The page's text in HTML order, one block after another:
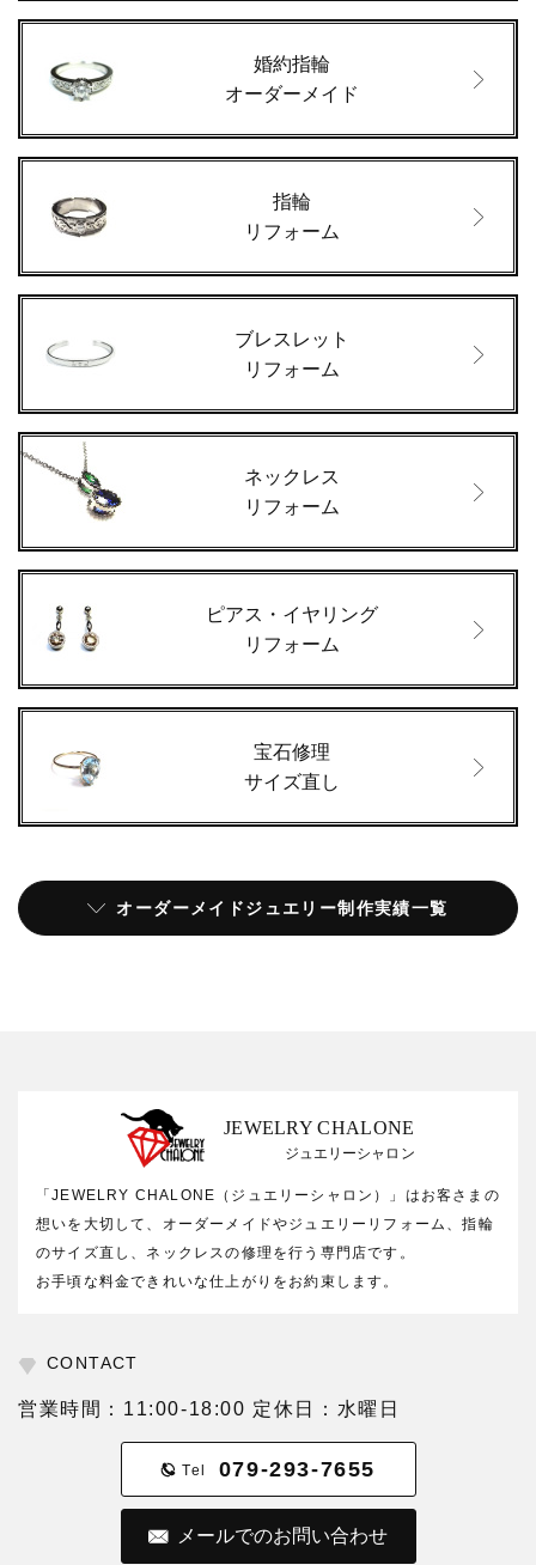
婚約指輪
オーダーメイド
指輪
リフォーム
ブレスレット
リフォーム
ネックレス
リフォーム
ピアス・イヤリング
リフォーム
宝石修理
サイズ直し
オーダーメイドジュエリー制作実績一覧
JEWELRY CHALONE
ジュエリーシャロン
「JEWELRY CHALONE（ジュエリーシャロン）」はお客さまの
想いを大切して、オーダーメイドやジュエリーリフォーム、指輪
のサイズ直し、ネックレスの修理を行う専門店です。
お手頃な料金できれいな仕上がりをお約束します。
CONTACT
営業時間：11:00-18:00 定休日：水曜日
Tel 079-293-7655
メールでのお問い合わせ